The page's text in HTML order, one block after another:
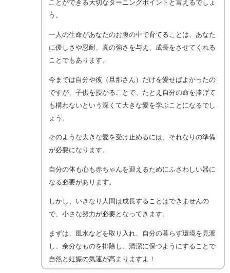
ことができる大切なターニングポイントと言えるでしょ
う。
一人の生命があなたのお腹の中で育てることは、あなた
に優しさや忍耐、真の強さを与え、成長をさせてくれる
ことでもあります。
今までは自分や彼（旦那さん）だけを愛せばよかったの
ですが、子供を授かることで、たとえ自分の命を捧げて
も構わないという深くて大きな愛を学ぶことになるでし
ょう。
そのような大きな愛を受け止めるには、それなりの準備
が必要になります。
自分の体も心も赤ちゃんを迎えるためにふさわしい器に
なる必要があります。
しかし、いきなり人間は成長することはできませんの
で、小さな努力が必要となってきます。
まずは、風水などを取り入れ、自分の暮らす環境を見渡
し、余分なものを排除し、清潔に保つようにすることで
自然と妊娠の気運が高まりますよ！